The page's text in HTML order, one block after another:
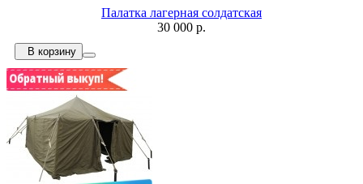
Палатка лагерная солдатская
30 000 р.
В корзину